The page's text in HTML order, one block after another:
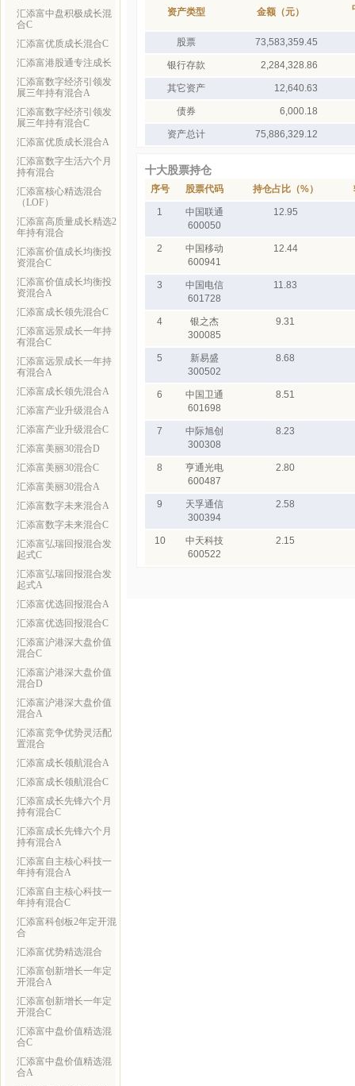
汇添富中盘积极成长混
合C
汇添富优质成长混合C
汇添富港股通专注成长
汇添富数字经济引领发
展三年持有混合A
汇添富数字经济引领发
展三年持有混合C
汇添富优质成长混合A
汇添富数字生活六个月
持有混合
汇添富核心精选混合
（LOF）
汇添富高质量成长精选2
年持有混合
汇添富价值成长均衡投
资混合C
汇添富价值成长均衡投
资混合A
汇添富成长领先混合C
汇添富远景成长一年持
有混合C
汇添富远景成长一年持
有混合A
汇添富成长领先混合A
汇添富产业升级混合A
汇添富产业升级混合C
汇添富美丽30混合D
汇添富美丽30混合C
汇添富美丽30混合A
汇添富数字未来混合A
汇添富数字未来混合C
汇添富弘瑞回报混合发
起式C
汇添富弘瑞回报混合发
起式A
汇添富优选回报混合A
汇添富优选回报混合C
汇添富沪港深大盘价值
混合C
汇添富沪港深大盘价值
混合D
汇添富沪港深大盘价值
混合A
汇添富竞争优势灵活配
置混合
汇添富成长领航混合A
汇添富成长领航混合C
汇添富成长先锋六个月
持有混合C
汇添富成长先锋六个月
持有混合A
汇添富自主核心科技一
年持有混合A
汇添富自主核心科技一
年持有混合C
汇添富科创板2年定开混
合
汇添富优势精选混合
汇添富创新增长一年定
开混合A
汇添富创新增长一年定
开混合C
汇添富中盘价值精选混
合C
汇添富中盘价值精选混
合A
资产类型 金额（元）
股票 73,583,359.45
银行存款 2,284,328.86
其它资产 12,640.63
债券 6,000.18
资产总计 75,886,329.12
十大股票持仓
序号 股票代码 持仓占比（%）
1
中国联通
600050
12.95
2
中国移动
600941
12.44
3
中国电信
601728
11.83
4
银之杰
300085
9.31
5
新易盛
300502
8.68
6
中国卫通
601698
8.51
7
中际旭创
300308
8.23
8
亨通光电
600487
2.80
9
天孚通信
300394
2.58
10
中天科技
600522
2.15